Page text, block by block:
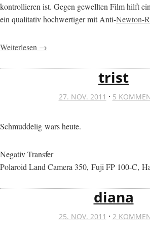
kontrollieren ist. Gegen gewellten Film hilft
ein qualitativ hochwertiger mit Anti-Newton-
Weiterlesen →
trist
27. NOV. 2011 · 5
Schmuddelig wars heute.
Negativ Transfer
Polaroid Land Camera 350, Fuji FP 100-C,
diana
25. NOV. 2011 · 2